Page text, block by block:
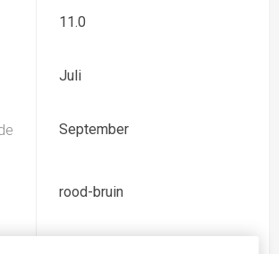
11.0
Juli
September
rood-bruin